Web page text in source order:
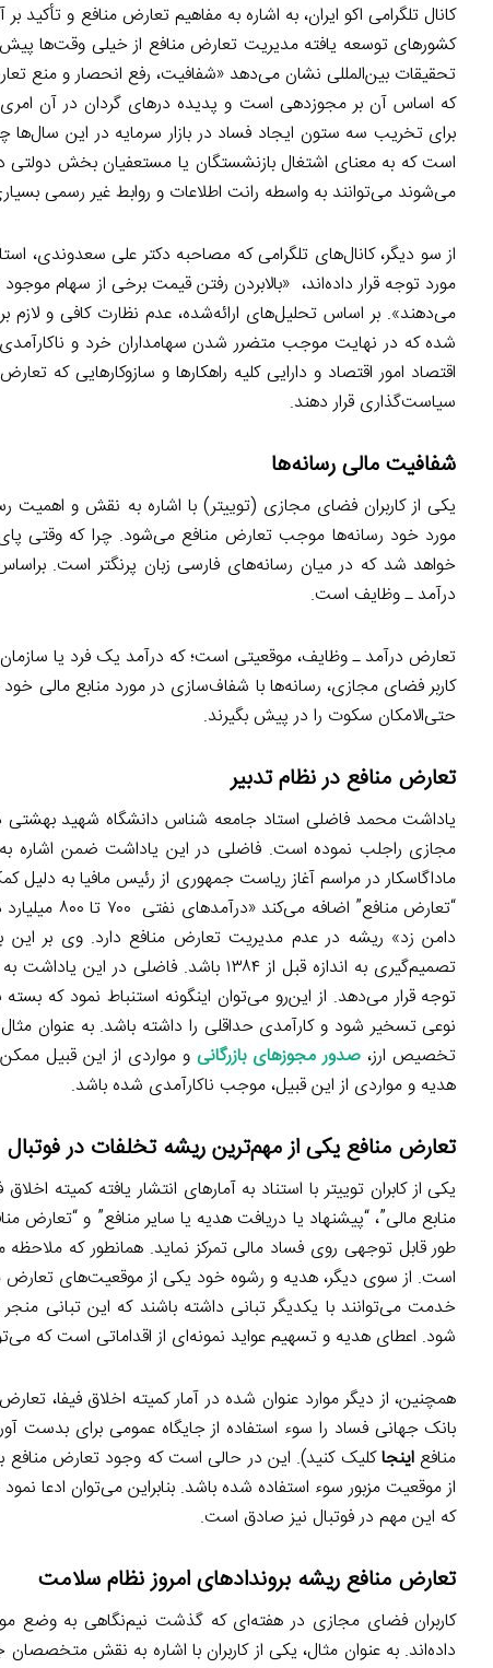
کانال‌ تلگرامی اکو ایران، به اشاره به مفاهیم تعارض منافع و تأکید
کشورهای توسعه یافته مدیریت تعارض منافع از خیلی وقت‌ها پیش
تحقیقات بین‌المللی نشان می‌دهد «شفافیت، رفع انحصار و منع
که اساس آن بر مجوزدهی است و پدیده درهای گردان در آن
برای تخریب سه ستون ایجاد فساد در بازار سرمایه در این سال‌ها
است که به معنای اشتغال بازنشستگان یا مستعفیان بخش
می‌شوند می‌توانند به واسطه رانت اطلاعات و روابط غیر رسمی
از سو دیگر، کانال‌های تلگرامی که مصاحبه دکتر علی سعدوندی،
مورد توجه قرار داده‌اند، «بالابردن رفتن قیمت برخی از سهام
می‌دهند». بر اساس تحلیل‌های ارائه‌شده، عدم نظارت کافی و
شده که در نهایت موجب متضرر شدن سهامداران خرد و ناکارآمدی
اقتصاد امور اقتصاد و دارایی کلیه راهکارها و سازوکارهایی که
سیاست‌گذاری قرار دهند.
شفافیت مالی رسانه‌ها
یکی از کاربران فضای مجازی (توییتر) با اشاره به نقش و
مورد خود رسانه‌ها موجب تعارض منافع می‌شود. چرا که وقتی
خواهد شد که در میان رسانه‌های فارسی زبان پرنگتر است.
درآمد ـ وظایف است.
تعارض درآمد ـ وظایف، موقعیتی است؛ که درآمد یک فرد یا سازمان
کاربر فضای مجازی، رسانه‌ها با شفاف‌سازی در مورد منابع مالی
حتی‌‌الامکان سکوت را در پیش بگیرند.
تعارض منافع در نظام تدبیر
یاداشت محمد فاضلی استاد جامعه شناس دانشگاه شهید بهشتی در
مجازی راجلب نموده است. فاضلی در این یاداشت ضمن اشاره
ماداگاسکار در مراسم آغاز ریاست جمهوری از رئیس مافیا به
“تعارض
دامن زد» ریشه در عدم مدیریت تعارض منافع دارد. وی بر
تصمیم‌گیری به اندازه قبل از ۱۳۸۴
توجه قرار می‌دهد. از این‌رو می‌توان اینگونه استنباط نمود
تخصیص ارز، صدور مجوزهای بازرگانیو مواردی از این قبیل
هدیه و مواردی از این قبیل، موجب ناکارآمدی شده باشد.
تعارض منافع یکی از مهم‌ترین ریشه تخلفات در فوتبال
یکی از کابران توییتر با استناد به آمارهای انتشار یافته کمیته
منابع مالی”، “پیشنهاد یا دریافت هدیه یا سایر منافع” و
طور قابل توجهی روی فساد مالی تمرکز نماید. همانطور که
است. از سوی دیگر، هدیه و رشوه خود یکی از موقعیت‌های تعارض
خدمت می‌توانند با یکدیگر تبانی داشته باشند که این تبانی
شود. اعطای هدیه و تسهیم عواید نمونه‌ای از اقداماتی است که
همچنین‌، از دیگر موارد عنوان شده در آمار کمیته اخلاق فیفا،
بانک جهانی فساد را سوء استفاده از جایگاه عمومی برای
منافعاینجاکلیک کنید). این در حالی است که وجود تعارض منافع
از موقعیت مزبور سوء استفاده شده باشد. بنابراین می‌توان
که این مهم در فوتبال نیز صادق است.
تعارض منافع ریشه بروندادهای امروز نظام سلامت
کاربران فضای مجازی در هفته‌ای که گذشت نیم‌نگاهی به وضع
داده‌اند. به عنوان مثال، یکی از کاربران با اشاره به نقش